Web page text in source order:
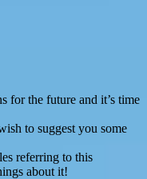
for the future and it’s time
to suggest you some
referring to this
about it!